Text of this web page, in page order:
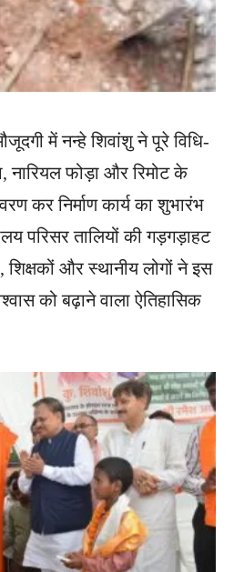
में नन्हे शिवांशु ने पूरे विधि-
नारियल फोड़ा और रिमोट के
कर निर्माण कार्य का शुभारंभ
परिसर तालियों की गड़गड़ाहट
और स्थानीय लोगों ने इस
को बढ़ाने वाला ऐतिहासिक